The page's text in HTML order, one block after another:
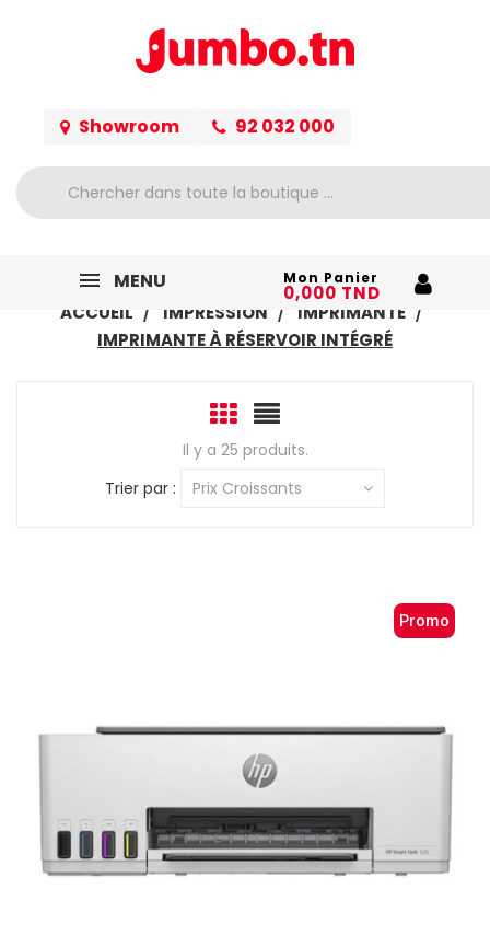
Showroom 92 032 000
MENU Mon Panier
0,000 TND
ACCUEIL
IMPRESSION
IMPRIMANTE
IMPRIMANTE À RÉSERVOIR INTÉGRÉ
Il y a 25 produits.
Trier par :
Prix Croissants
Promo